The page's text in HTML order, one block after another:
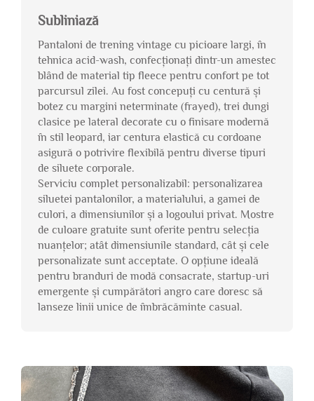
Subliniază
Pantaloni de trening vintage cu picioare largi, în
tehnica acid-wash, confecționați dintr-un amestec
blând de material tip fleece pentru confort pe tot
parcursul zilei. Au fost concepuți cu centură și
botez cu margini neterminate (frayed), trei dungi
clasice pe lateral decorate cu o finisare modernă
în stil leopard, iar centura elastică cu cordoane
asigură o potrivire flexibilă pentru diverse tipuri
de siluete corporale.
Serviciu complet personalizabil: personalizarea
siluetei pantalonilor, a materialului, a gamei de
culori, a dimensiunilor și a logoului privat. Mostre
de culoare gratuite sunt oferite pentru selecția
nuanțelor; atât dimensiunile standard, cât și cele
personalizate sunt acceptate. O opțiune ideală
pentru branduri de modă consacrate, startup-uri
emergente și cumpărători angro care doresc să
lanseze linii unice de îmbrăcăminte casual.